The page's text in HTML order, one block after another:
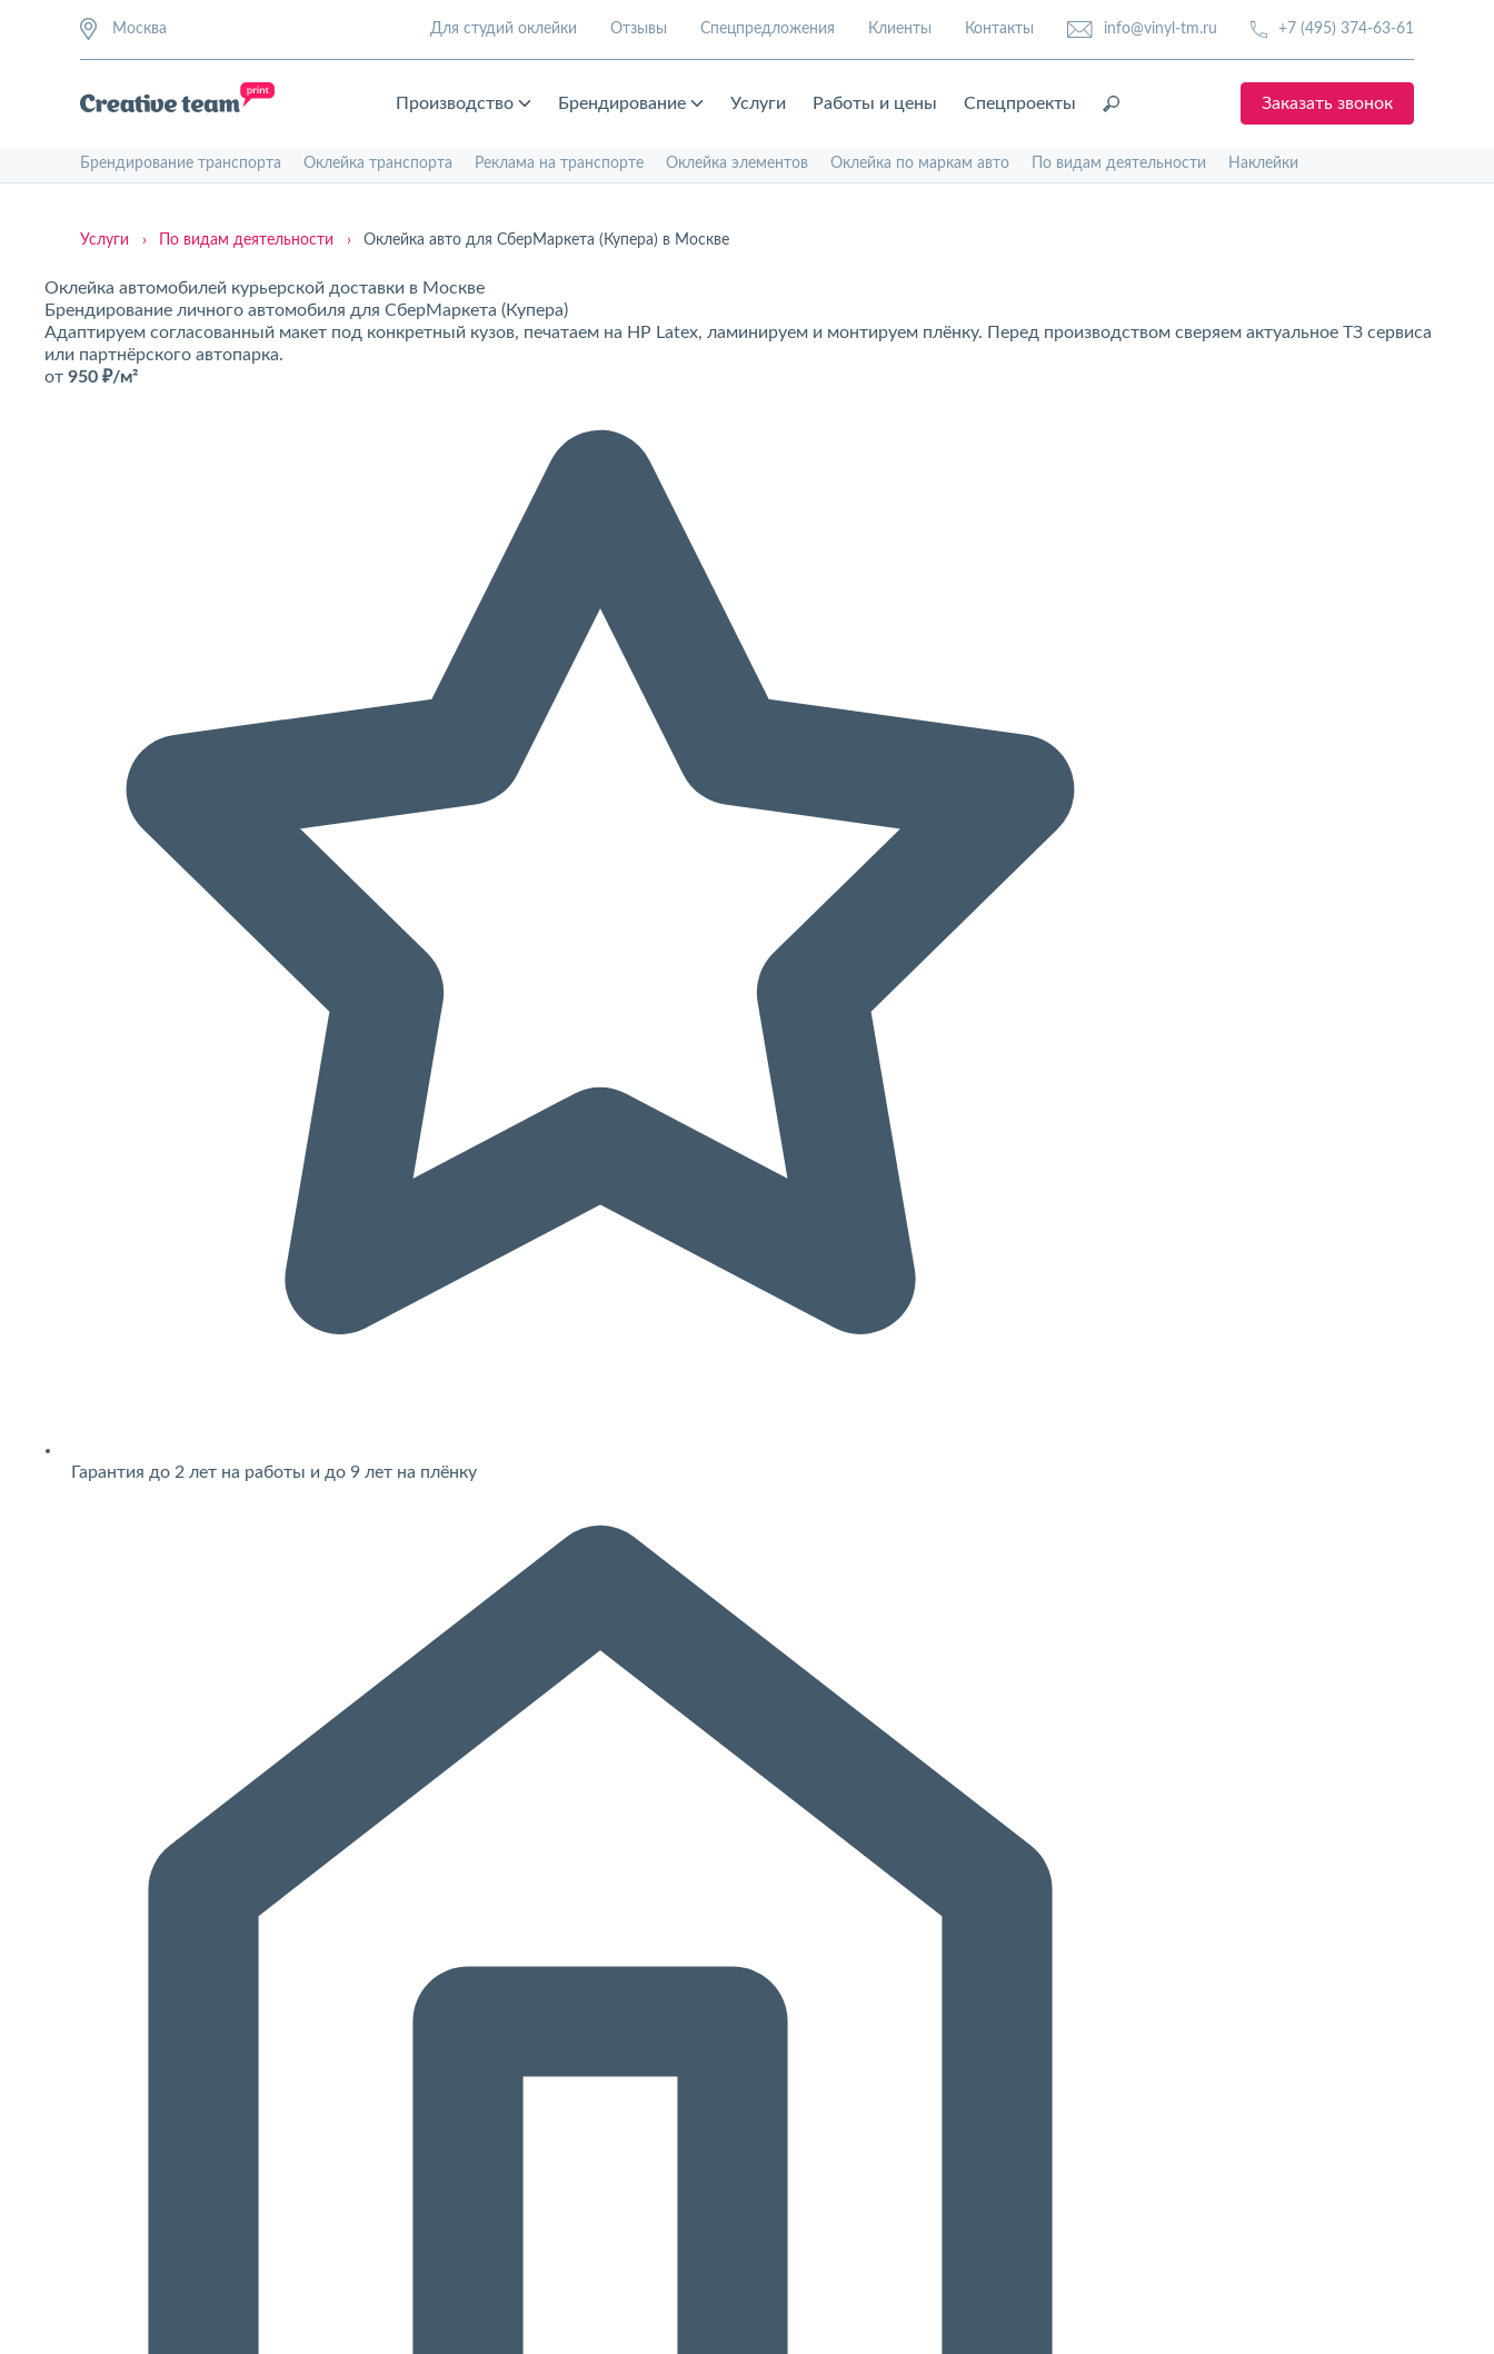
Москва Для студий оклейки Отзывы Спецпредложения Клиенты Контакты info@vinyl-tm.ru +7 (495) 374-63-61
Производство Брендирование Услуги Работы и цены Спецпроекты Заказать звонок
Брендирование транспорта Оклейка транспорта Реклама на транспорте Оклейка элементов Оклейка по маркам авто По видам деятельности Наклейки
Услуги › По видам деятельности › Оклейка авто для СберМаркета (Купера) в Москве
Оклейка автомобилей курьерской доставки в Москве
Брендирование личного автомобиля для СберМаркета (Купера)
Адаптируем согласованный макет под конкретный кузов, печатаем на HP Latex, ламинируем и монтируем плёнку. Перед производством сверяем актуальное ТЗ сервиса
или партнёрского автопарка.
от 950 ₽/м²
Гарантия до 2 лет на работы и до 9 лет на плёнку